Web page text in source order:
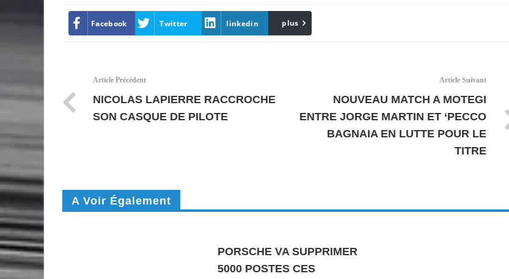
Facebook Twitter linkedin Email
plus
Article Précédent
NICOLAS LAPIERRE RACCROCHE
SON CASQUE DE PILOTE
Article Suivant
NOUVEAU MATCH A MOTEGI
ENTRE JORGE MARTIN ET ‘PECCO
BAGNAIA EN LUTTE POUR LE
TITRE
A Voir Également
PORSCHE VA SUPPRIMER
5000 POSTES CES